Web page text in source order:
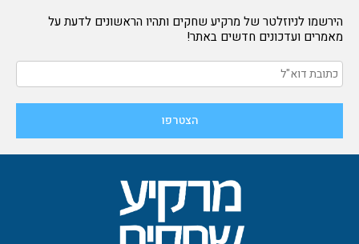
הירשמו לניוזלטר של מרקיע שחקים ותהיו הראשונים לדעת על
מאמרים ועדכונים חדשים באתר!